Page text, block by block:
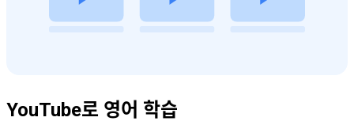
YouTube로 영어 학습